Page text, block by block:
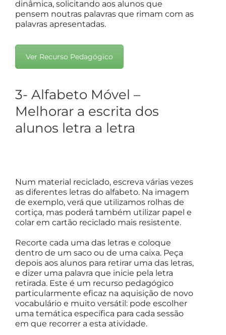
dinâmica, solicitando aos alunos que
pensem noutras palavras que rimam com as
palavras apresentadas.
Ver Recurso Pedagógico
3- Alfabeto Móvel –
Melhorar a escrita dos
alunos letra a letra
Num material reciclado, escreva várias vezes
as diferentes letras do alfabeto. Na imagem
de exemplo, verá que utilizamos rolhas de
cortiça, mas poderá também utilizar papel e
colar em cartão reciclado mais resistente.
Recorte cada uma das letras e coloque
dentro de um saco ou de uma caixa. Peça
depois aos alunos para retirar uma das letras,
e dizer uma palavra que inicie pela letra
retirada. Este é um recurso pedagógico
particularmente eficaz na aquisição de novo
vocabulário e muito versátil: pode escolher
uma temática específica para cada sessão
em que recorrer a esta atividade.